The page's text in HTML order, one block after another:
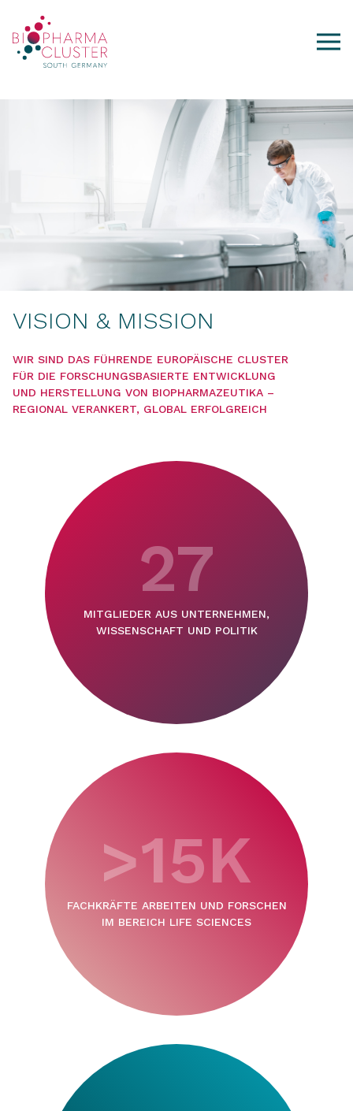
VISION & MISSION
WIR SIND DAS FÜHRENDE EUROPÄISCHE CLUSTER
FÜR DIE FORSCHUNGSBASIERTE ENTWICKLUNG
UND HERSTELLUNG VON BIOPHARMAZEUTIKA –
REGIONAL VERANKERT, GLOBAL ERFOLGREICH
27
MITGLIEDER AUS UNTERNEHMEN,
WISSENSCHAFT UND POLITIK
>15K
FACHKRÄFTE ARBEITEN UND FORSCHEN
IM BEREICH LIFE SCIENCES